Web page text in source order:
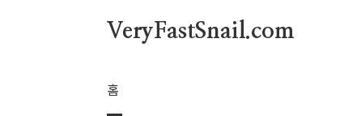
VeryFastSnail.com
홈